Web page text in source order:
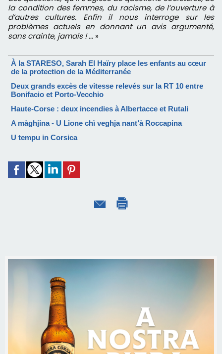
la condition des femmes, du racisme, de l’ouverture à
d’autres cultures. Enfin il nous interroge sur les
problèmes actuels en donnant un avis argumenté,
sans crainte, jamais ! … »
À la STARESO, Sarah El Haïry place les enfants au cœur
de la protection de la Méditerranée
Deux grands excès de vitesse relevés sur la RT 10 entre
Bonifacio et Porto-Vecchio
Haute-Corse : deux incendies à Albertacce et Rutali
A màghjina - U Lione chì veghja nant’à Roccapina
U tempu in Corsica